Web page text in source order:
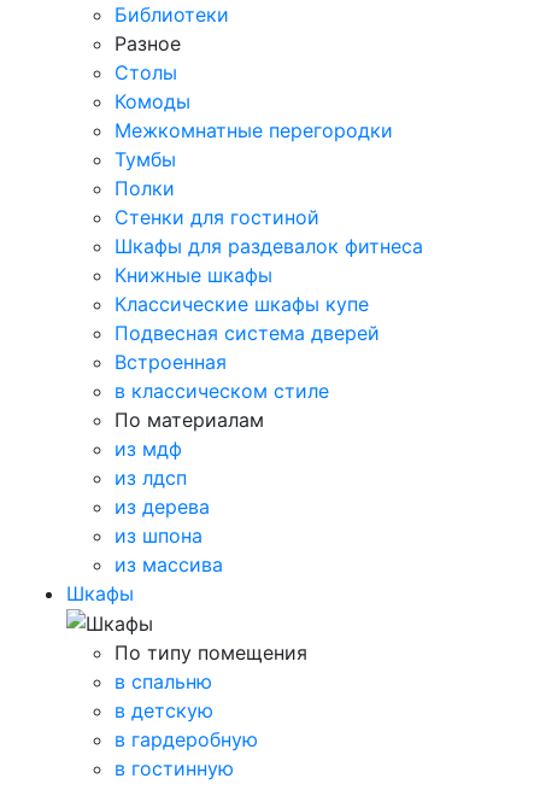
Библиотеки
Разное
Столы
Комоды
Межкомнатные перегородки
Тумбы
Полки
Стенки для гостиной
Шкафы для раздевалок фитнеса
Книжные шкафы
Классические шкафы купе
Подвесная система дверей
Встроенная
в классическом стиле
По материалам
из мдф
из лдсп
из дерева
из шпона
из массива
Шкафы
По типу помещения
в спальню
в детскую
в гардеробную
в гостинную